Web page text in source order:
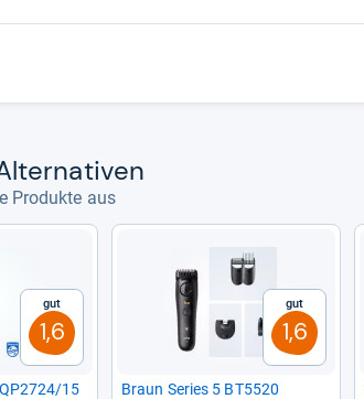
Produkte aus
Gut
1,6
15
Gut
1,6
Braun Series 5 BT5520